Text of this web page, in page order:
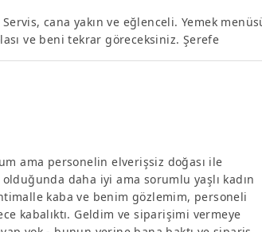
cana yakın ve eğlenceli. Yemek
ve beni tekrar göreceksiniz. Şerefe
ama personelin elverişsiz doğası ile
daha iyi ama sorumlu yaşlı kadın
kaba ve benim gözlemim, personeli
kabalıktı. Geldim ve siparişimi vermeye